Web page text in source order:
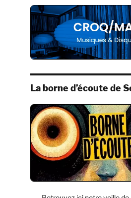
La borne d’écoute de